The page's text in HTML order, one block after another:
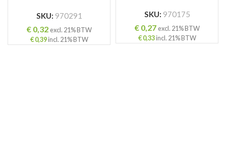
SKU: 970291
€0,32 excl. 21% BTW
€0,39incl. 21% BTW
SKU: 970175
€0,27 excl. 21% BTW
€0,33incl. 21% BTW